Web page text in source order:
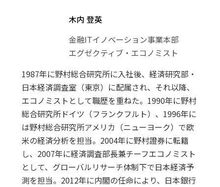
木内 登英
金融ITイノベーション事業本部
エグゼクティブ・エコノミスト
1987年に野村総合研究所に入社後、経済研究部・
日本経済調査室（東京）に配属され、それ以降、
エコノミストとして職歴を重ねた。1990年に野村
総合研究所ドイツ（フランクフルト）、1996年に
は野村総合研究所アメリカ（ニューヨーク）で欧
米の経済分析を担当。2004年に野村證券に転籍
し、2007年に経済調査部長兼チーフエコノミスト
として、グローバルリサーチ体制下で日本経済予
測を担当。2012年に内閣の任命により、日本銀行